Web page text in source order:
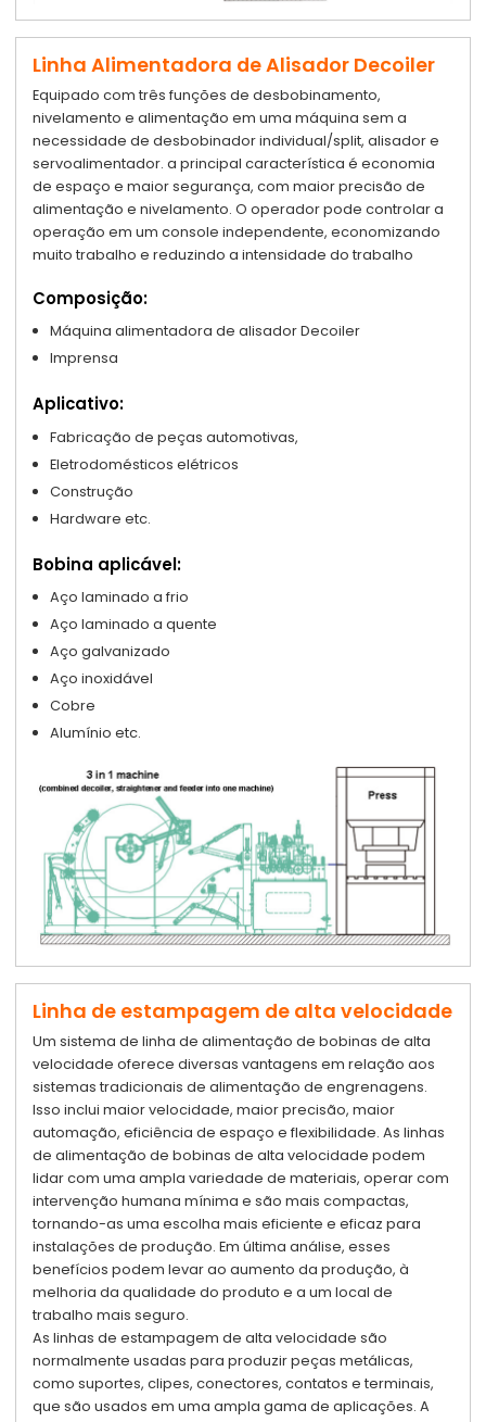
Linha Alimentadora de Alisador Decoiler
Equipado com três funções de desbobinamento,
nivelamento e alimentação em uma máquina sem a
necessidade de desbobinador individual/split, alisador e
servoalimentador. a principal característica é economia
de espaço e maior segurança, com maior precisão de
alimentação e nivelamento. O operador pode controlar a
operação em um console independente, economizando
muito trabalho e reduzindo a intensidade do trabalho
Composição:
Máquina alimentadora de alisador Decoiler
Imprensa
Aplicativo:
Fabricação de peças automotivas,
Eletrodomésticos elétricos
Construção
Hardware etc.
Bobina aplicável:
Aço laminado a frio
Aço laminado a quente
Aço galvanizado
Aço inoxidável
Cobre
Alumínio etc.
Linha de estampagem de alta velocidade
Um sistema de linha de alimentação de bobinas de alta
velocidade oferece diversas vantagens em relação aos
sistemas tradicionais de alimentação de engrenagens.
Isso inclui maior velocidade, maior precisão, maior
automação, eficiência de espaço e flexibilidade. As linhas
de alimentação de bobinas de alta velocidade podem
lidar com uma ampla variedade de materiais, operar com
intervenção humana mínima e são mais compactas,
tornando-as uma escolha mais eficiente e eficaz para
instalações de produção. Em última análise, esses
benefícios podem levar ao aumento da produção, à
melhoria da qualidade do produto e a um local de
trabalho mais seguro.
As linhas de estampagem de alta velocidade são
normalmente usadas para produzir peças metálicas,
como suportes, clipes, conectores, contatos e terminais,
que são usados em uma ampla gama de aplicações. A